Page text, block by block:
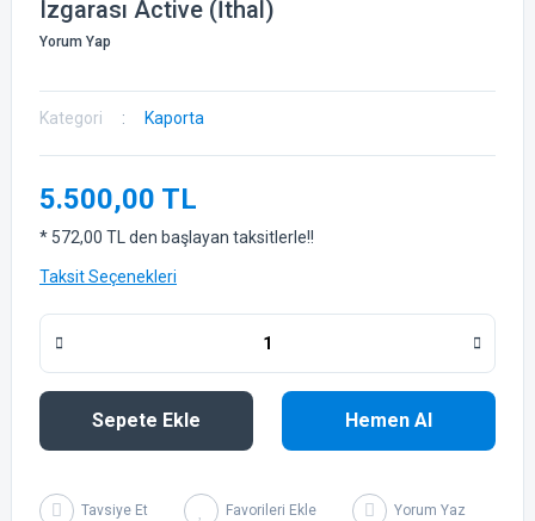
Izgarası Active (İthal)
Yorum Yap
Kategori Kaporta
5.500,00 TL
* 572,00 TL den başlayan taksitlerle!!
Taksit Seçenekleri
Sepete Ekle Hemen Al
Tavsiye Et Yorum Yaz